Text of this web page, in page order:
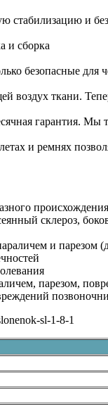
стабилизацию и
и сборка
безопасные
ткани.
гарантия.
и ремнях
склероз,
и парезом
парезом,